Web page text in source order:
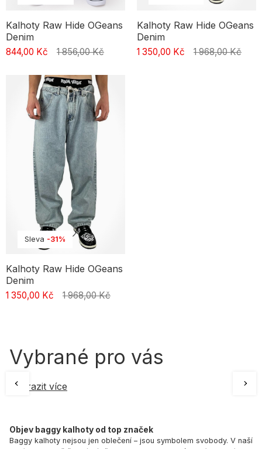
Kalhoty Raw Hide OGeans
Denim
844,00 Kč 1 856,00 Kč
Kalhoty Raw Hide OGeans
Denim
1 350,00 Kč 1 968,00 Kč
Sleva -31%
Kalhoty Raw Hide OGeans
Denim
1 350,00 Kč 1 968,00 Kč
Vybrané pro vás
Zobrazit více
Objev baggy kalhoty od top značek
Baggy kalhoty nejsou jen oblečení – jsou symbolem svobody. V naší